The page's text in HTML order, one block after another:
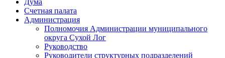
Дума
Счетная палата
Администрация
Полномочия Администрации муниципального
округа Сухой Лог
Руководство
Руководители структурных подразделений